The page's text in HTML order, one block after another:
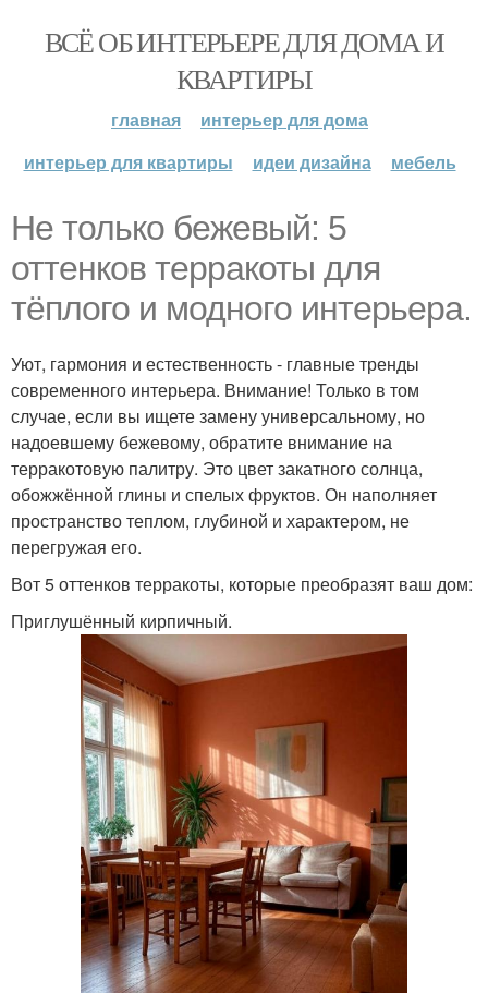
ВСЁ ОБ ИНТЕРЬЕРЕ ДЛЯ ДОМА И
КВАРТИРЫ
главная
интерьер для дома
интерьер для квартиры
идеи дизайна мебель
Не только бежевый: 5
оттенков терракоты для
тёплого и модного интерьера.
Уют, гармония и естественность - главные тренды
современного интерьера. Внимание! Только в том
случае, если вы ищете замену универсальному, но
надоевшему бежевому, обратите внимание на
терракотовую палитру. Это цвет закатного солнца,
обожжённой глины и спелых фруктов. Он наполняет
пространство теплом, глубиной и характером, не
перегружая его.
Вот 5 оттенков терракоты, которые преобразят ваш дом:
Приглушённый кирпичный.